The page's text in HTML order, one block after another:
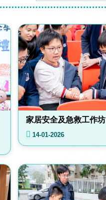
家居安全及急救工作坊
14-01-2026